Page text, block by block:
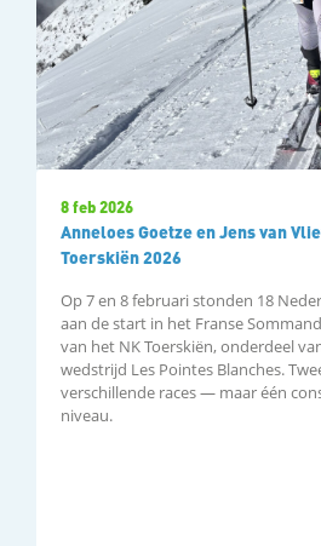
8 feb 2026
Anneloes Goetze en Jens van
Toerskiën 2026
Op 7 en 8 februari stonden 18
aan de start in het Franse
van het NK Toerskiën, onderdeel
wedstrijd Les Pointes Blanches.
verschillende races — maar één
niveau.